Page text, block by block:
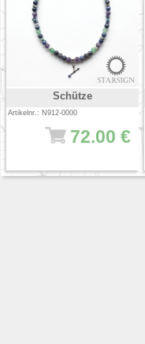
Schütze
Artikelnr.: N912-0000
72.00 €